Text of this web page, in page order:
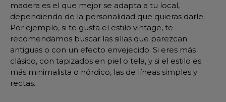
madera es el que mejor se adapta a tu local,
dependiendo de la personalidad que quieras darle.
Por ejemplo, si te gusta el estilo vintage, te
recomendamos buscar las sillas que parezcan
antiguas o con un efecto envejecido. Si eres más
clásico, con tapizados en piel o tela, y si el estilo es
más minimalista o nórdico, las de líneas simples y
rectas.